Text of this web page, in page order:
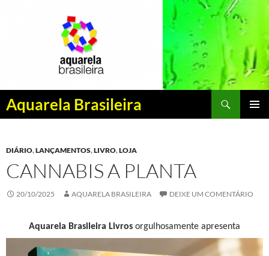
Aquarela Brasileira
Pesquisar
PULAR
CONTEÚDO
DIÁRIO,LANÇAMENTOS,LIVRO,LOJA
CANNABIS A PLANTA
20/10/2025 AQUARELA BRASILEIRA DEIXE UM COMENTÁRIO
Aquarela Brasileira Livros orgulhosamente apresenta